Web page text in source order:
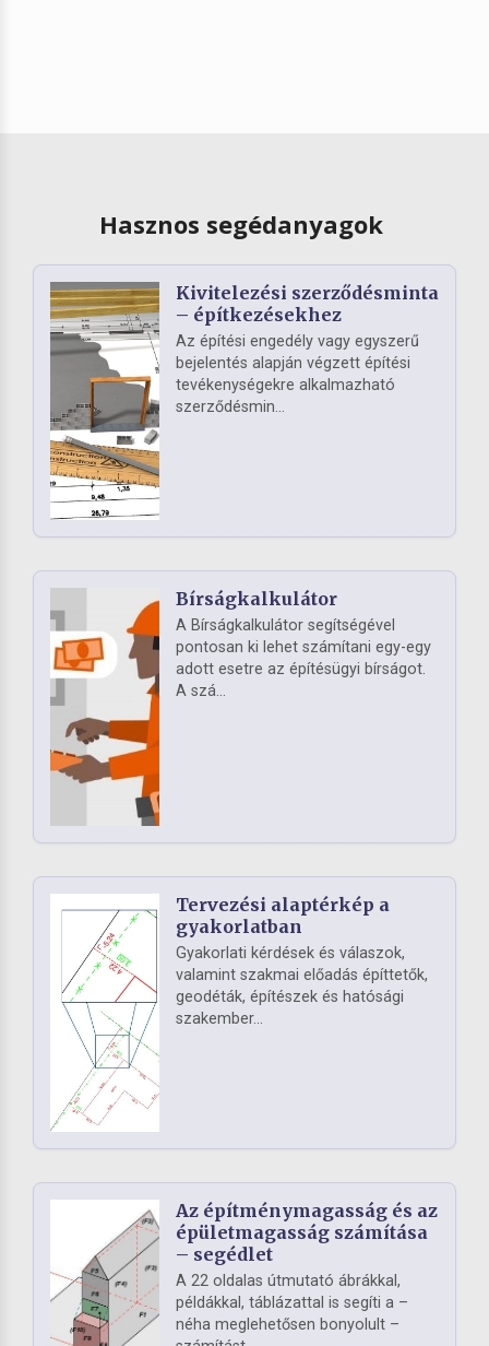
Hasznos segédanyagok
Kivitelezési szerződésminta
– építkezésekhez
Az építési engedély vagy egyszerű
bejelentés alapján végzett építési
tevékenységekre alkalmazható
szerződésmin...
Bírságkalkulátor
A Bírságkalkulátor segítségével
pontosan ki lehet számítani egy-egy
adott esetre az építésügyi bírságot.
A szá...
Tervezési alaptérkép a
gyakorlatban
Gyakorlati kérdések és válaszok,
valamint szakmai előadás építtetők,
geodéták, építészek és hatósági
szakember...
Az építménymagasság és az
épületmagasság számítása
– segédlet
A 22 oldalas útmutató ábrákkal,
példákkal, táblázattal is segíti a –
néha meglehetősen bonyolult –